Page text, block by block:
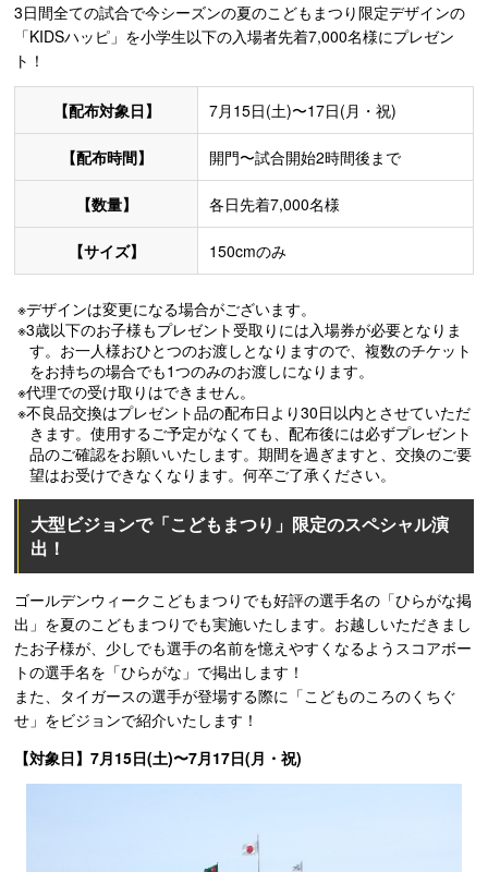
3日間全ての試合で今シーズンの夏のこどもまつり限定デザインの
「KIDSハッピ」を小学生以下の入場者先着7,000名様にプレゼン
ト！
【配布対象日】 7月15日(土)〜17日(月・祝)
【配布時間】 開門〜試合開始2時間後まで
【数量】 各日先着7,000名様
【サイズ】 150cmのみ
※デザインは変更になる場合がございます。
※3歳以下のお子様もプレゼント受取りには入場券が必要となりま
す。お一人様おひとつのお渡しとなりますので、複数のチケット
をお持ちの場合でも1つのみのお渡しになります。
※代理での受け取りはできません。
※不良品交換はプレゼント品の配布日より30日以内とさせていただ
きます。使用するご予定がなくても、配布後には必ずプレゼント
品のご確認をお願いいたします。期間を過ぎますと、交換のご要
望はお受けできなくなります。何卒ご了承ください。
大型ビジョンで「こどもまつり」限定のスペシャル演
出！
ゴールデンウィークこどもまつりでも好評の選手名の「ひらがな掲
出」を夏のこどもまつりでも実施いたします。お越しいただきまし
たお子様が、少しでも選手の名前を憶えやすくなるようスコアボー
トの選手名を「ひらがな」で掲出します！
また、タイガースの選手が登場する際に「こどものころのくちぐ
せ」をビジョンで紹介いたします！
【対象日】7月15日(土)〜7月17日(月・祝)